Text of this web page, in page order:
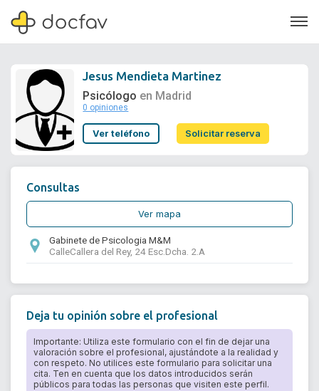
Soporte
Jesus Mendieta Martinez
Psicólogo en Madrid
0 opiniones
Ver teléfono Solicitar reserva
Consultas
Ver mapa
Gabinete de Psicologia M&M
CalleCallera del Rey, 24 Esc.Dcha. 2.A
Deja tu opinión sobre el profesional
Importante: Utiliza este formulario con el fin de dejar una
valoración sobre el profesional, ajustándote a la realidad y
con respeto. No utilices este formulario para solicitar una
cita. Ten en cuenta que los datos introducidos serán
públicos para todas las personas que visiten este perfil.